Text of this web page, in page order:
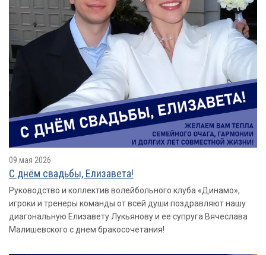
09 мая 2026
С днём свадьбы, Елизавета!
Руководство и коллектив волейбольного клуба «Динамо»,
игроки и тренеры команды от всей души поздравляют нашу
диагональную Елизавету Лукьянову и ее супруга Вячеслава
Малишевского с днем бракосочетания!